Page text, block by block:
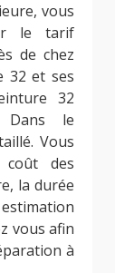
vous
le tarif
de chez
32 et ses
32
Dans le
Vous
des
la durée
vous afin
à